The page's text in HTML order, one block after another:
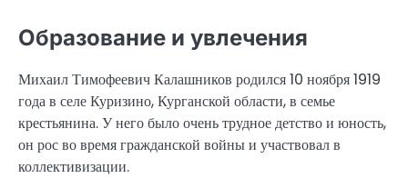
Образование и увлечения
Михаил Тимофеевич Калашников родился 10 ноября 1919
года в селе Куризино, Курганской области, в семье
крестьянина. У него было очень трудное детство и юность,
он рос во время гражданской войны и участвовал в
коллективизации.